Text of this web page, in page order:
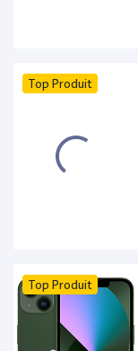
Top Produit
Top Produit